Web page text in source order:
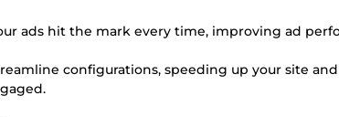
ads hit the mark every time, improving ad
configurations, speeding up your site and